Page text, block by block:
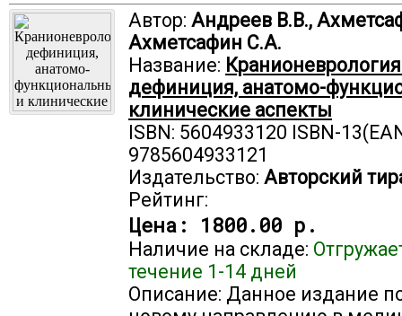
Автор: Андреев В.В.,
Ахметсафин С.А.
Название:
дефиниция, анатомо-
клинические аспекты
ISBN: 5604933120 ISBN-
9785604933121
Издательство: Авторский
Рейтинг:
Цена: 1800.00 р.
Наличие на складе:
течение 1-14 дней
Описание: Данное издание